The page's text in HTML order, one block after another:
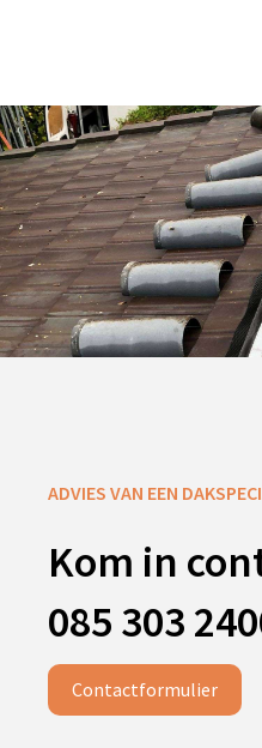
ADVIES VAN EEN
Kom in
085 303
Contactformulier